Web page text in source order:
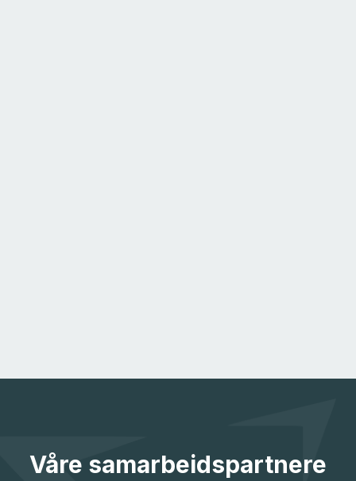
Våre samarbeidspartnere